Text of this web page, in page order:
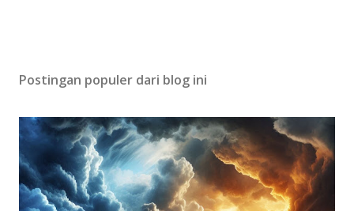
Postingan populer dari blog ini